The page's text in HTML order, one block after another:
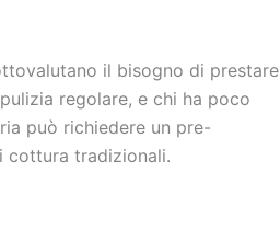
il bisogno di prestare
regolare, e chi ha poco
può richiedere un pre-
cottura tradizionali.